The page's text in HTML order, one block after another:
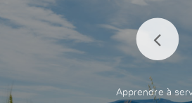
Apprendre à